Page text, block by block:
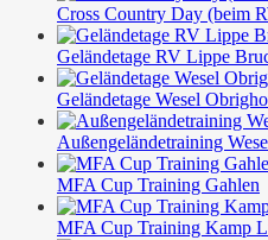
Cross Country Day (beim
Geländetage RV Lippe
Geländetage Wesel
Außengeländetraining
MFA Cup Training Gahlen
MFA Cup Training Kamp